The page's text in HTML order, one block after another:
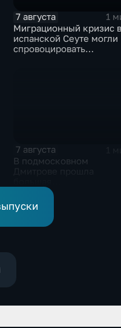
7 августа
1
Миграционный кризис в
испанской Сеуте могли
спровоцировать
7 августа
В подмосковном
агропромышленная
выставка